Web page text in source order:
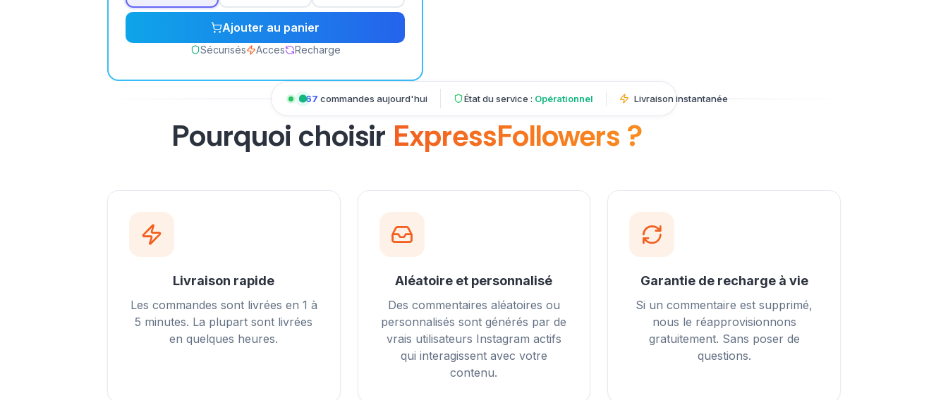
Ajouter au panier
Sécurisés Acces Recharge
467 commandes aujourd'hui État du service : Opérationnel Livraison instantanée
Pourquoi choisir ExpressFollowers ?
Livraison rapide
Les commandes sont livrées en 1 à
5 minutes. La plupart sont livrées
en quelques heures.
Aléatoire et personnalisé
Des commentaires aléatoires ou
personnalisés sont générés par de
vrais utilisateurs Instagram actifs
qui interagissent avec votre
contenu.
Garantie de recharge à vie
Si un commentaire est supprimé,
nous le réapprovisionnons
gratuitement. Sans poser de
questions.